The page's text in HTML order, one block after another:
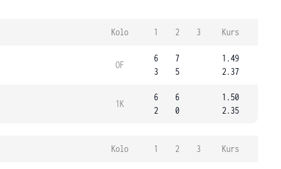
Kolo 1 2 3 Kurs
OF
6
3
7
5
1.49
2.37
1K
6
2
6
0
1.50
2.35
Kolo 1 2 3 Kurs